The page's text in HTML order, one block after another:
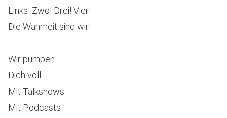
Links! Zwo! Drei! Vier!
Die Wahrheit sind wir!
Wir pumpen
Dich voll
Mit Talkshows
Mit Podcasts